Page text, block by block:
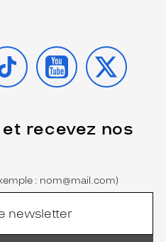
YOUTUBE
X
recevez nos
: nom@mail.com)